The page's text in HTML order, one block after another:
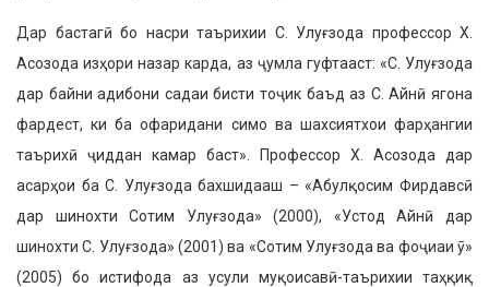
Дар бастагӣ бо насри таърихии С. Улуғзода профессор Х.
Асозода изҳори назар карда, аз ҷумла гуфта­аст: «С. Улуғзода
дар байни адибони садаи бисти тоҷик баъд аз С. Айнӣ ягона
фардест, ки ба офаридани симо ва шахсиятхои фарҳангии
таърихӣ ҷиддан камар баст». Профессор Х. Асозода дар
асарҳои ба С. Улуғзода бахшидааш – «Абулқосим Фирдавсӣ
дар шинохти Сотим Улуғзода» (2000), «Устод Айнӣ дар
шинохти С. Улуғ­зода» (2001) ва «Сотим Улуғзода ва фоҷиаи ӯ»
(2005) бо истифода аз усу­ли муқоисавӣ-таърихии таҳқиқ